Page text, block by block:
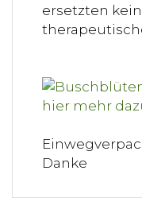
ersetzten
Danke